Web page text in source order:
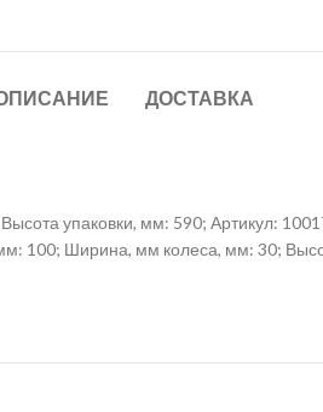
ДОСТАВКА
упаковки, мм: 590; Артикул:
100; Ширина, мм колеса, мм: 30;